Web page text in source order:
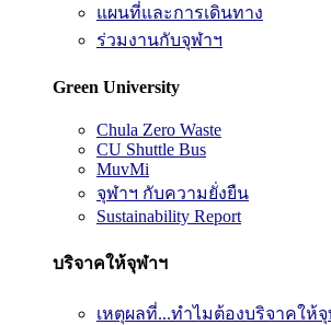
แผนที่และการเดินทาง
ร่วมงานกับจุฬาฯ
Green University
Chula Zero Waste
CU Shuttle Bus
MuvMi
จุฬาฯ กับความยั่งยืน
Sustainability Report
บริจาคให้จุฬาฯ
เหตุผลที่...ทำไมต้องบริจาคให้